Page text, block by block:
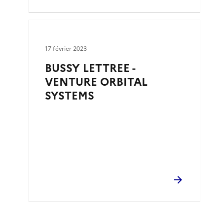
BUSSY LETTREE -
VENTURE ORBITAL
SYSTEMS
17 février 2023